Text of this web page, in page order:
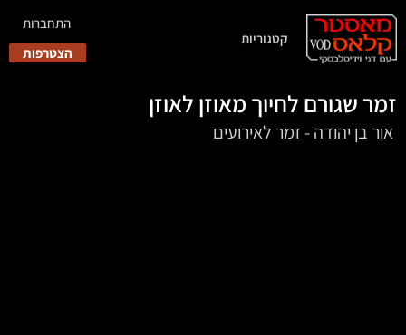
קטגוריות
התחברות
הצטרפות
זמר שגורם לחיוך מאוזן לאוזן
‏‏‏‏‏‏‏‏‏‏‏ אור בן יהודה - זמר לאירועים